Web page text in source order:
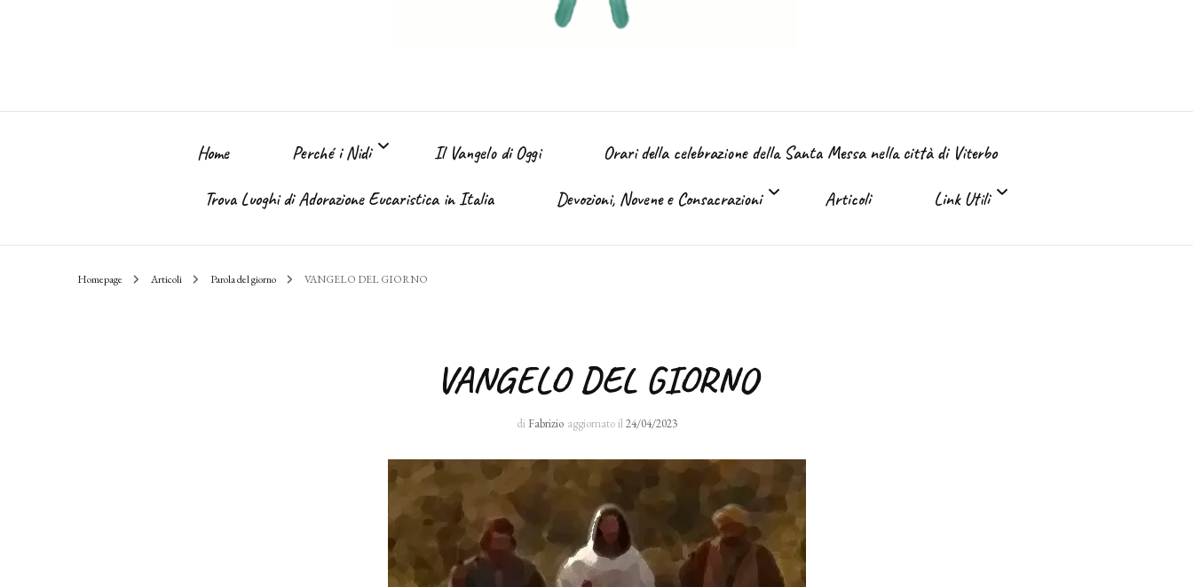
Home Perché i Nidi
Perché i Nidi dell’ Immacolata
Il Vangelo di Oggi Orari della celebrazione della Santa Messa nella città di Viterbo
Trova Luoghi di Adorazione Eucaristica in Italia Devozioni, Novene e Consacrazioni
Sacro Manto
I primi cinque sabati del mese
Articoli Link Utili
Homepage Articoli Parola del giorno VANGELO DEL GIORNO
VANGELO DEL GIORNO
di Fabrizio aggiornato il24/04/2023